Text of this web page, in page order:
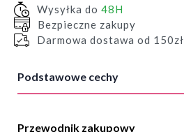
Wysyłka do 48H
Bezpieczne zakupy
Darmowa dostawa od 150zł
Podstawowe cechy
Przewodnik zakupowy